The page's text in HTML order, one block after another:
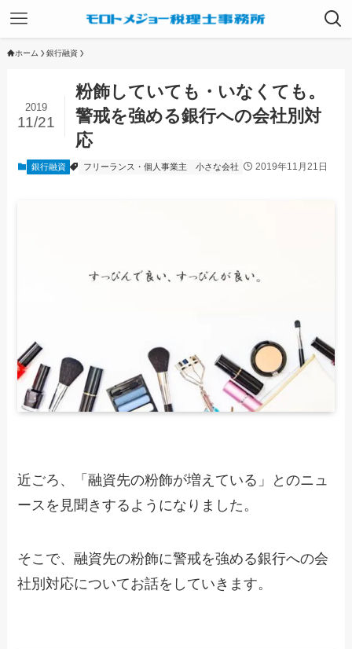
ホーム 銀行融資
粉飾していても・いなくても。
警戒を強める銀行への会社別対
応
2019
11/21
銀行融資 フリーランス・個人事業主 小さな会社 2019年11月21日
近ごろ、「融資先の粉飾が増えている」とのニュ
ースを見聞きするようになりました。
そこで、融資先の粉飾に警戒を強める銀行への会
社別対応についてお話をしていきます。